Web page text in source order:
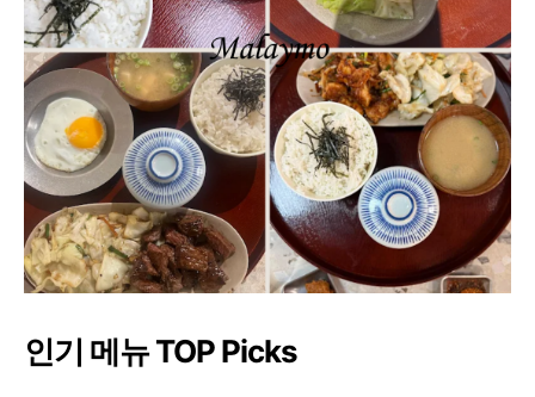
인기 메뉴 TOP Picks